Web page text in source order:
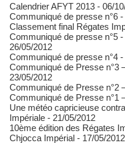
Calendrier AFYT 2013 - 06/
Communiqué de presse n°6
Classement final Régates
Communiqué de presse n°5
26/05/2012
Communiqué de presse n°4
Communiqué de Presse n°3
23/05/2012
Communiqué de Presse n°2
Communiqué de Presse n°1
Une météo capricieuse
Impériale - 21/05/2012
10ème édition des Régates
Chjocca Impérial - 17/05/2012